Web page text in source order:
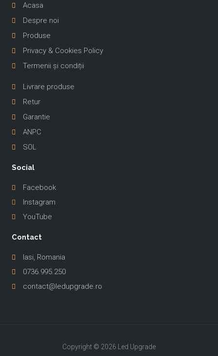
Acasa
Despre noi
Produse
Privacy & Cookies Policy
Termenii și condiții
-
Livrare produse
Retur
Garantie
ANPC
SOL
Social
Facebook
Instagram
YouTube
Contact
Iasi, Romania
0736.995.250
contact@ledupgrade.ro
Copyright © 2026 Led Upgrade